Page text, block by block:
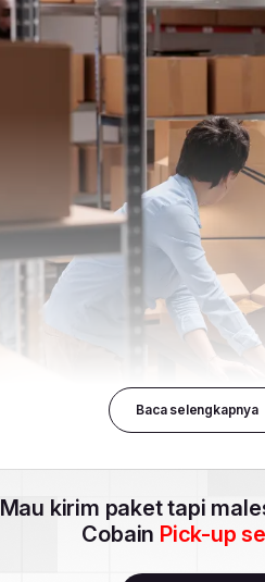
Baca selengkapnya
Mau kirim paket tapi
Cobain Pick-up